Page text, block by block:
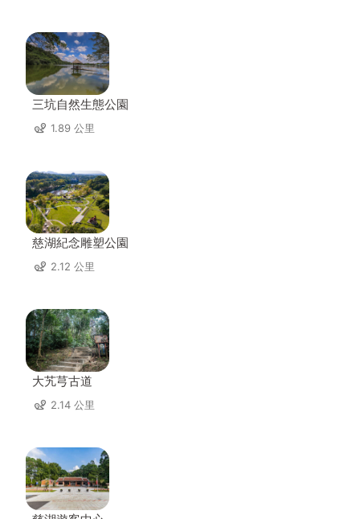
三坑自然生態公園
1.89 公里
慈湖紀念雕塑公園
2.12 公里
大艽芎古道
2.14 公里